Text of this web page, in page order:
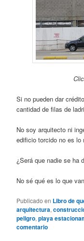
Si no pueden dar
cantidad de filas de
No soy arquitecto ni
edificio torcido no es lo
¿Será que nadie se ha
No sé qué es lo que
Publicado en Libro de
arquitectura,
peligro,playa
comentario